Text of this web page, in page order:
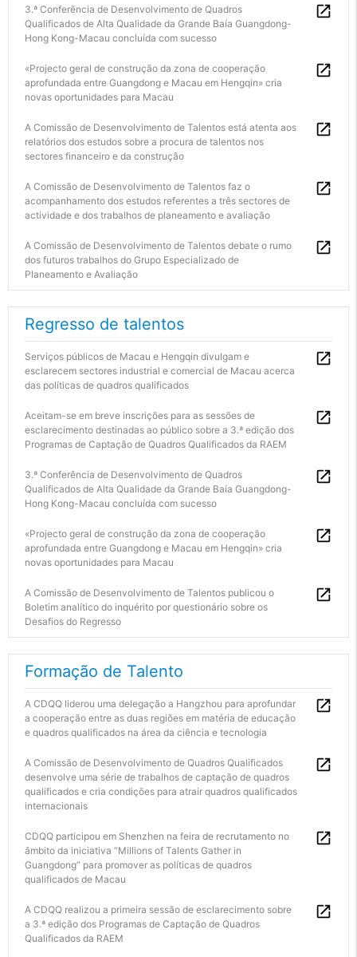
3.ª Conferência de Desenvolvimento de Quadros
Qualificados de Alta Qualidade da Grande Baía Guangdong-
Hong Kong-Macau concluída com sucesso
«Projecto geral de construção da zona de cooperação
aprofundada entre Guangdong e Macau em Hengqin» cria
novas oportunidades para Macau
A Comissão de Desenvolvimento de Talentos está atenta aos
relatórios dos estudos sobre a procura de talentos nos
sectores financeiro e da construção
A Comissão de Desenvolvimento de Talentos faz o
acompanhamento dos estudos referentes a três sectores de
actividade e dos trabalhos de planeamento e avaliação
A Comissão de Desenvolvimento de Talentos debate o rumo
dos futuros trabalhos do Grupo Especializado de
Planeamento e Avaliação
Regresso de talentos
Serviços públicos de Macau e Hengqin divulgam e
esclarecem sectores industrial e comercial de Macau acerca
das políticas de quadros qualificados
Aceitam-se em breve inscrições para as sessões de
esclarecimento destinadas ao público sobre a 3.ª edição dos
Programas de Captação de Quadros Qualificados da RAEM
3.ª Conferência de Desenvolvimento de Quadros
Qualificados de Alta Qualidade da Grande Baía Guangdong-
Hong Kong-Macau concluída com sucesso
«Projecto geral de construção da zona de cooperação
aprofundada entre Guangdong e Macau em Hengqin» cria
novas oportunidades para Macau
A Comissão de Desenvolvimento de Talentos publicou o
Boletim analítico do inquérito por questionário sobre os
Desafios do Regresso
Formação de Talento
A CDQQ liderou uma delegação a Hangzhou para aprofundar
a cooperação entre as duas regiões em matéria de educação
e quadros qualificados na área da ciência e tecnologia
A Comissão de Desenvolvimento de Quadros Qualificados
desenvolve uma série de trabalhos de captação de quadros
qualificados e cria condições para atrair quadros qualificados
internacionais
CDQQ participou em Shenzhen na feira de recrutamento no
âmbito da iniciativa “Millions of Talents Gather in
Guangdong” para promover as políticas de quadros
qualificados de Macau
A CDQQ realizou a primeira sessão de esclarecimento sobre
a 3.ª edição dos Programas de Captação de Quadros
Qualificados da RAEM